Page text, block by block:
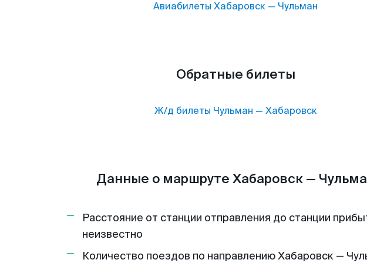
Авиабилеты Хабаровск — Чульман
Обратные билеты
Ж/д билеты Чульман — Хабаровск
Данные о маршруте Хабаровск —
Расстояние от станции отправления до станции
неизвестно
Количество поездов по направлению Хабаровск —